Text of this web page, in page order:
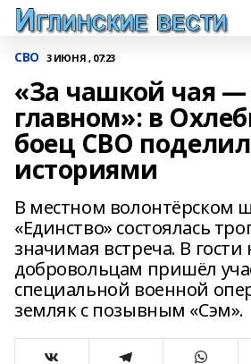
СВО 3 ИЮНЯ , 07:23
«За чашкой чая —
главном»: в
боец СВО
историями
В местном волонтёрском
«Единство» состоялась
значимая встреча. В гости
добровольцам пришёл
специальной военной
земляк с позывным «Сэм».